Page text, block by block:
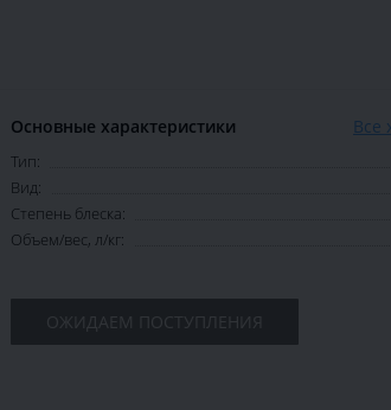
Основные характеристики Все
Тип:
Вид:
Степень блеска:
Объем/вес, л/кг:
ОЖИДАЕМ ПОСТУПЛЕНИЯ